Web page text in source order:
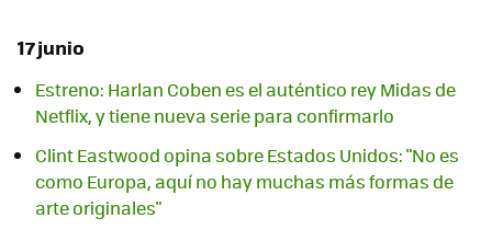
17 junio
Estreno: Harlan Coben es el auténtico rey Midas de
Netflix, y tiene nueva serie para confirmarlo
Clint Eastwood opina sobre Estados Unidos: "No es
como Europa, aquí no hay muchas más formas de
arte originales"